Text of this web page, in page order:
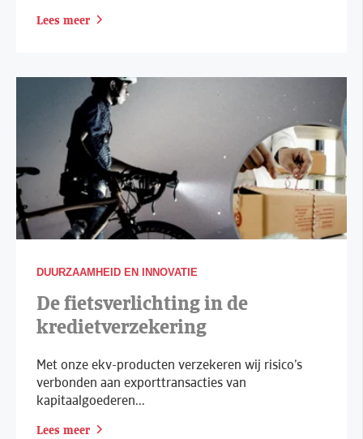
Lees meer
DUURZAAMHEID EN INNOVATIE
De fietsverlichting in de
kredietverzekering
Met onze ekv-producten verzekeren wij risico’s
verbonden aan exporttransacties van
kapitaalgoederen...
Lees meer